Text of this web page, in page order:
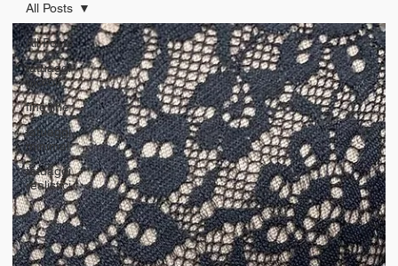
All Posts
tatuaggi
piccoli
fine line
tatuaggi
minimal
tatuaggi
realistici
All Posts